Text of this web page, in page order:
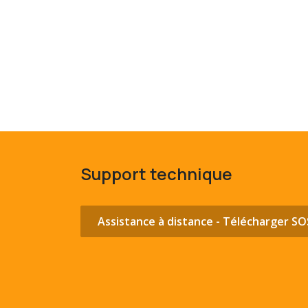
Support technique
Assistance à distance - Télécharger